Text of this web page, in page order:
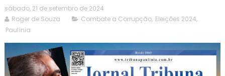
sábado, 21 de setembro de 2024
Roger de Souza
Combate a Corrupção, Eleições 2024,
Paulínia